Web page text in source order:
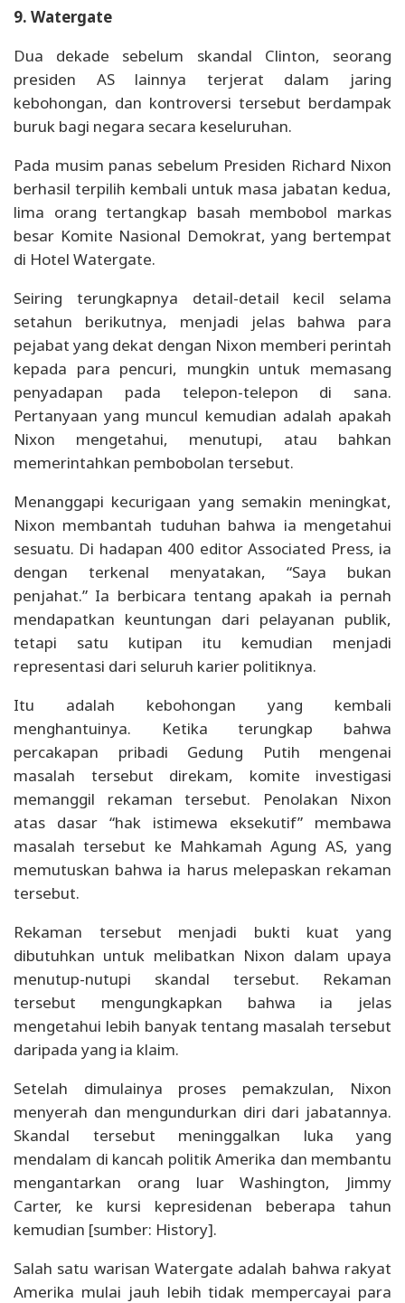
9. Watergate
Dua dekade sebelum skandal Clinton, seorang
presiden AS lainnya terjerat dalam jaring
kebohongan, dan kontroversi tersebut berdampak
buruk bagi negara secara keseluruhan.
Pada musim panas sebelum Presiden Richard Nixon
berhasil terpilih kembali untuk masa jabatan kedua,
lima orang tertangkap basah membobol markas
besar Komite Nasional Demokrat, yang bertempat
di Hotel Watergate.
Seiring terungkapnya detail-detail kecil selama
setahun berikutnya, menjadi jelas bahwa para
pejabat yang dekat dengan Nixon memberi perintah
kepada para pencuri, mungkin untuk memasang
penyadapan pada telepon-telepon di sana.
Pertanyaan yang muncul kemudian adalah apakah
Nixon mengetahui, menutupi, atau bahkan
memerintahkan pembobolan tersebut.
Menanggapi kecurigaan yang semakin meningkat,
Nixon membantah tuduhan bahwa ia mengetahui
sesuatu. Di hadapan 400 editor Associated Press, ia
dengan terkenal menyatakan, “Saya bukan
penjahat.” Ia berbicara tentang apakah ia pernah
mendapatkan keuntungan dari pelayanan publik,
tetapi satu kutipan itu kemudian menjadi
representasi dari seluruh karier politiknya.
Itu adalah kebohongan yang kembali
menghantuinya. Ketika terungkap bahwa
percakapan pribadi Gedung Putih mengenai
masalah tersebut direkam, komite investigasi
memanggil rekaman tersebut. Penolakan Nixon
atas dasar “hak istimewa eksekutif” membawa
masalah tersebut ke Mahkamah Agung AS, yang
memutuskan bahwa ia harus melepaskan rekaman
tersebut.
Rekaman tersebut menjadi bukti kuat yang
dibutuhkan untuk melibatkan Nixon dalam upaya
menutup-nutupi skandal tersebut. Rekaman
tersebut mengungkapkan bahwa ia jelas
mengetahui lebih banyak tentang masalah tersebut
daripada yang ia klaim.
Setelah dimulainya proses pemakzulan, Nixon
menyerah dan mengundurkan diri dari jabatannya.
Skandal tersebut meninggalkan luka yang
mendalam di kancah politik Amerika dan membantu
mengantarkan orang luar Washington, Jimmy
Carter, ke kursi kepresidenan beberapa tahun
kemudian [sumber: History].
Salah satu warisan Watergate adalah bahwa rakyat
Amerika mulai jauh lebih tidak mempercayai para